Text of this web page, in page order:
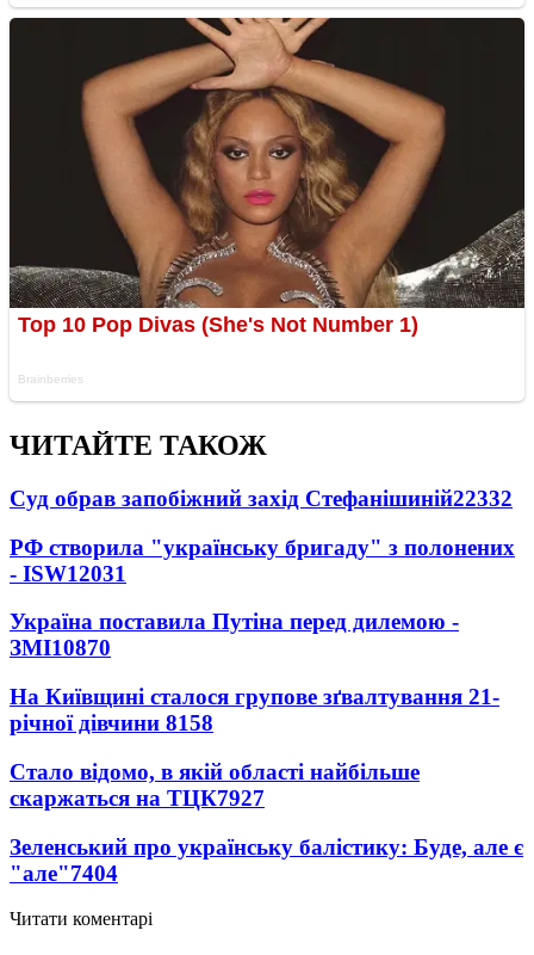
ЧИТАЙТЕ ТАКОЖ
Суд обрав запобіжний захід Стефанішиній22332
РФ створила "українську бригаду" з полонених
- ISW12031
Україна поставила Путіна перед дилемою -
ЗМІ10870
На Київщині сталося групове зґвалтування 21-
річної дівчини 8158
Стало відомо, в якій області найбільше
скаржаться на ТЦК7927
Зеленський про українську балістику: Буде, але є
"але"7404
Читати коментарі